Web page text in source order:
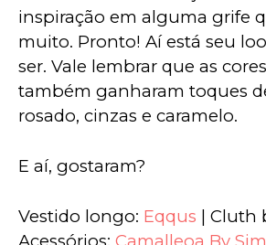
inspiração em alguma grife
muito. Pronto! Aí está seu
ser. Vale lembrar que as
também ganharam toques
rosado, cinzas e caramelo.
E aí, gostaram?
Vestido longo: Eqqus | Cluth
Acessórios: Camalleoa By